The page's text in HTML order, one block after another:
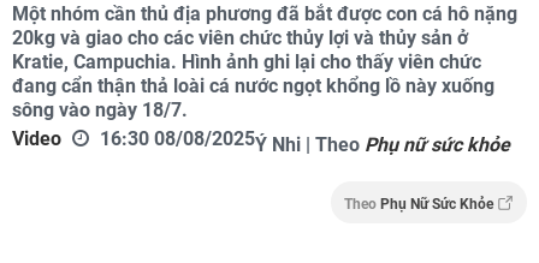
Một nhóm cần thủ địa phương đã bắt được con cá hô nặng
20kg và giao cho các viên chức thủy lợi và thủy sản ở
Kratie, Campuchia. Hình ảnh ghi lại cho thấy viên chức
đang cẩn thận thả loài cá nước ngọt khổng lồ này xuống
sông vào ngày 18/7.
Video
16:30 08/08/2025Ý Nhi | Theo Phụ nữ sức khỏe
Theo Phụ Nữ Sức Khỏe